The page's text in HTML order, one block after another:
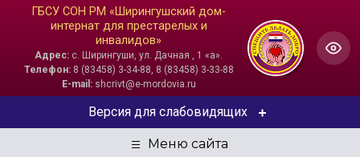
ГБСУ СОН РМ «Ширингушский дом-
интернат для престарелых и
инвалидов»
Адрес: с. Ширингуши, ул. Дачная , 1 «а».
Телефон:8 (83458) 3-34-88, 8 (83458) 3-33-88
E-mail:shcrivt@e-mordovia.ru
Версия для слабовидящих
ЦВЕТОВАЯ СХЕМА